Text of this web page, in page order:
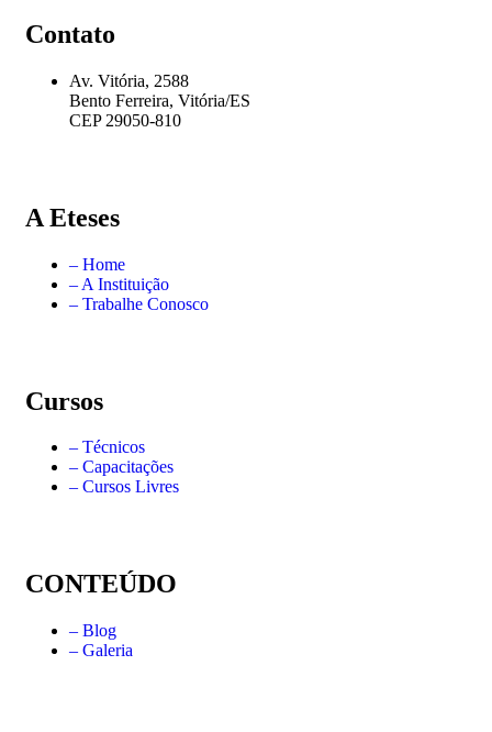
Contato
Av. Vitória, 2588
Bento Ferreira, Vitória/ES
CEP 29050-810
A Eteses
– Home
– A Instituição
– Trabalhe Conosco
Cursos
– Técnicos
– Capacitações
– Cursos Livres
CONTEÚDO
– Blog
– Galeria